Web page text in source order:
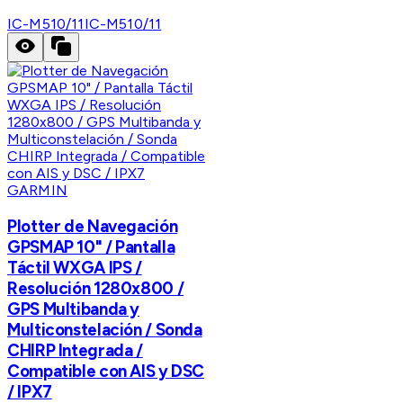
IC-M510/11 IC-M510/11
GARMIN
Plotter de Navegación
GPSMAP 10" / Pantalla
Táctil WXGA IPS /
Resolución 1280x800 /
GPS Multibanda y
Multiconstelación / Sonda
CHIRP Integrada /
Compatible con AIS y DSC
/ IPX7